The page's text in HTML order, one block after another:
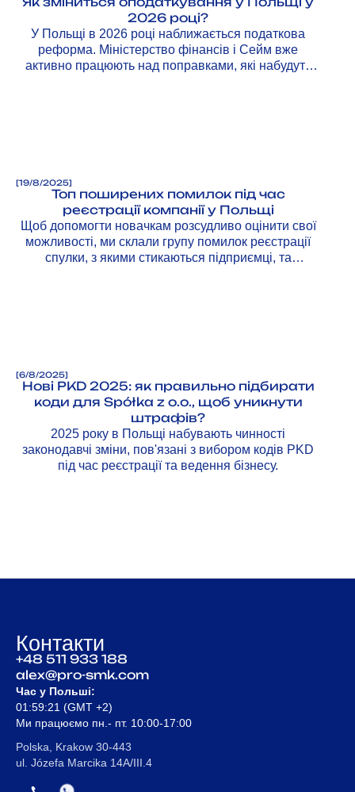
2026 році?
У Польщі в 2026 році наближається податкова
реформа. Міністерство фінансів і Сейм вже
активно працюють над поправками, які набудуть
[19/8/2025]
Топ поширених помилок під час
реєстрації компанії у Польщі
Щоб допомогти новачкам розсудливо оцінити свої
можливості, ми склали групу помилок реєстрації
спулки, з якими стикаються підприємці, та
[6/8/2025]
Нові PKD 2025: як правильно підбирати
коди для Spółka z o.o., щоб уникнути
штрафів?
2025 року в Польщі набувають чинності
законодавчі зміни, пов'язані з вибором кодів PKD
під час реєстрації та ведення бізнесу.
Контакти
+48 511 933 188
alex@pro-smk.com
Час у Польші:
01:59:21 (GMT +2)
Ми працюємо пн.- пт. 10:00-17:00
Polska, Krakow 30-443
ul. Józefa Marcika 14A/III.4